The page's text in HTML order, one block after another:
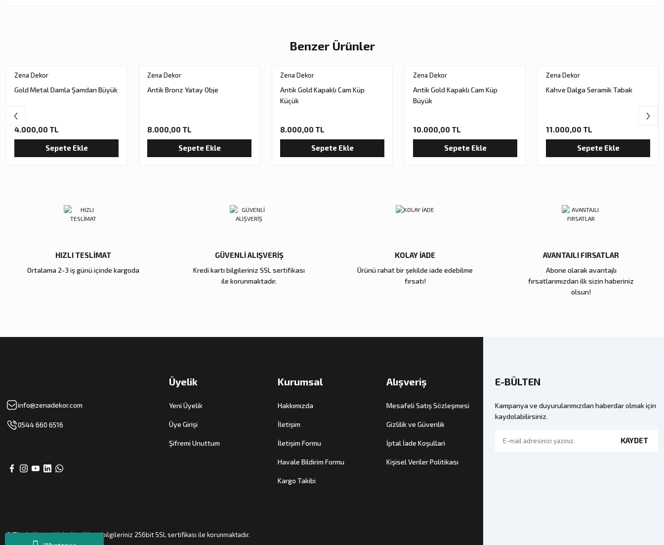
Yorum Yaz
Soru Sor
Gönder
Deneyimini Paylaş
Benzer Ürünler
Zena Dekor
Gold Metal Damla Şamdan Büyük
4.000,00 TL
Sepete Ekle
Zena Dekor
Antik Bronz Yatay Obje
8.000,00 TL
Sepete Ekle
Zena Dekor
Antik Gold Kapaklı Cam Küp
Küçük
8.000,00 TL
Sepete Ekle
Zena Dekor
Antik Gold Kapaklı Cam Küp
Büyük
10.000,00 TL
Sepete Ekle
Zena Dekor
Kahve Dalga Seramik Tabak
11.000,00 TL
Sepete Ekle
HIZLI TESLİMAT
Ortalama 2-3 iş günü içinde kargoda
GÜVENLİ ALIŞVERİŞ
Kredi kartı bilgileriniz SSL sertifikası
ile korunmaktadır.
KOLAY İADE
Ürünü rahat bir şekilde iade edebilme
fırsatı!
AVANTAJLI FIRSATLAR
Abone olarak avantajlı
fırsatlarımızdan ilk sizin haberiniz
olsun!
info@zenadekor.com
0544 660 6516
Üyelik
Yeni Üyelik
Üye Girişi
Şifremi Unuttum
Kurumsal
Hakkımızda
İletişim
İletişim Formu
Havale Bildirim Formu
Kargo Takibi
Alışveriş
Mesafeli Satış Sözleşmesi
Gizlilik ve Güvenlik
İptal İade Koşullari
Kişisel Veriler Politikası
E-BÜLTEN
Kampanya ve duyurularımızdan haberdar olmak için
kaydolabilirsiniz.
KAYDET
© Tüm hakları saklıdır. Kredi kartı bilgileriniz 256bit SSL sertifikası ile korunmaktadır.